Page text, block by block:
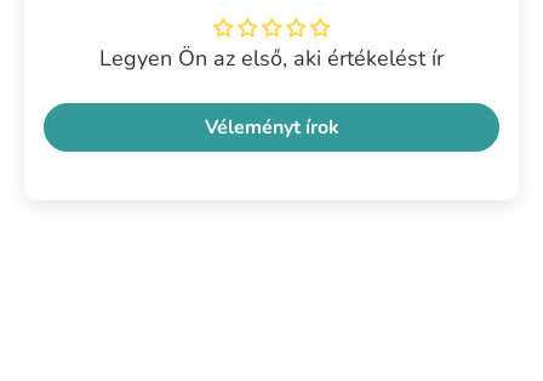
Legyen Ön az első, aki értékelést ír
Véleményt írok